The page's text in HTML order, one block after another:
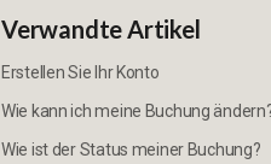
Verwandte Artikel
Erstellen Sie Ihr Konto
Wie kann ich meine Buchung
Wie ist der Status meiner Buchung?